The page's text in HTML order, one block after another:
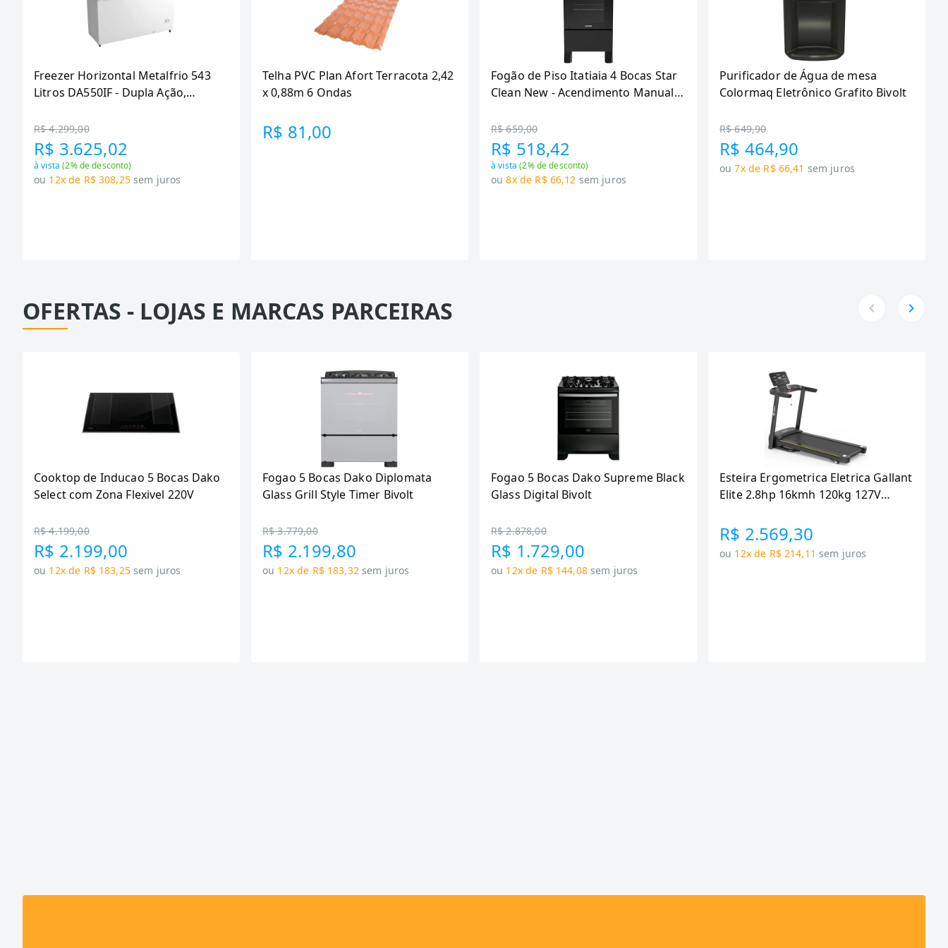
Freezer Horizontal Metalfrio 543
Litros DA550IF - Dupla Ação,
R$ 4.299,00
R$ 3.625,02
à vista(2% de desconto)
ou 12x de R$ 308,25 sem juros
Telha PVC Plan Afort Terracota 2,42
x 0,88m 6 Ondas
R$ 81,00
Fogão de Piso Itatiaia 4 Bocas Star
Clean New - Acendimento Manual,
R$ 659,00
R$ 518,42
à vista(2% de desconto)
ou 8x de R$ 66,12 sem juros
Purificador de Água de mesa
Colormaq Eletrônico Grafito Bivolt
R$ 649,90
R$ 464,90
ou 7x de R$ 66,41 sem juros
OFERTAS - LOJAS E MARCAS PARCEIRAS
Cooktop de Inducao 5 Bocas Dako
Select com Zona Flexivel 220V
R$ 4.199,00
R$ 2.199,00
ou 12x de R$ 183,25 sem juros
Fogao 5 Bocas Dako Diplomata
Glass Grill Style Timer Bivolt
R$ 3.779,00
R$ 2.199,80
ou 12x de R$ 183,32 sem juros
Fogao 5 Bocas Dako Supreme Black
Glass Digital Bivolt
R$ 2.878,00
R$ 1.729,00
ou 12x de R$ 144,08 sem juros
Esteira Ergometrica Eletrica Gallant
Elite 2.8hp 16kmh 120kg 127V
R$ 2.569,30
ou 12x de R$ 214,11 sem juros